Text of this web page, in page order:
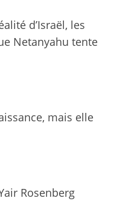
d’Israël, les
Netanyahu tente
mais elle
Rosenberg